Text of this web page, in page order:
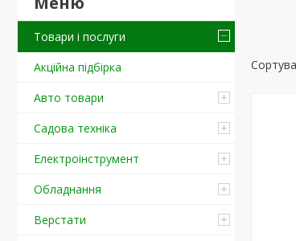
Товари і послуги
Акційна підбірка
Авто товари
Садова техніка
Електроінструмент
Обладнання
Верстати